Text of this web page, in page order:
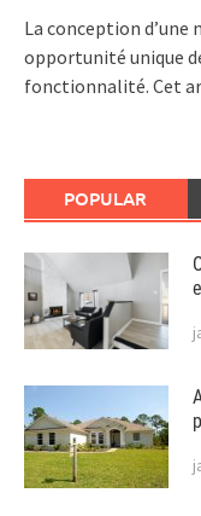
La conception
opportunité unique
fonctionnalité. Cet
POPULAR